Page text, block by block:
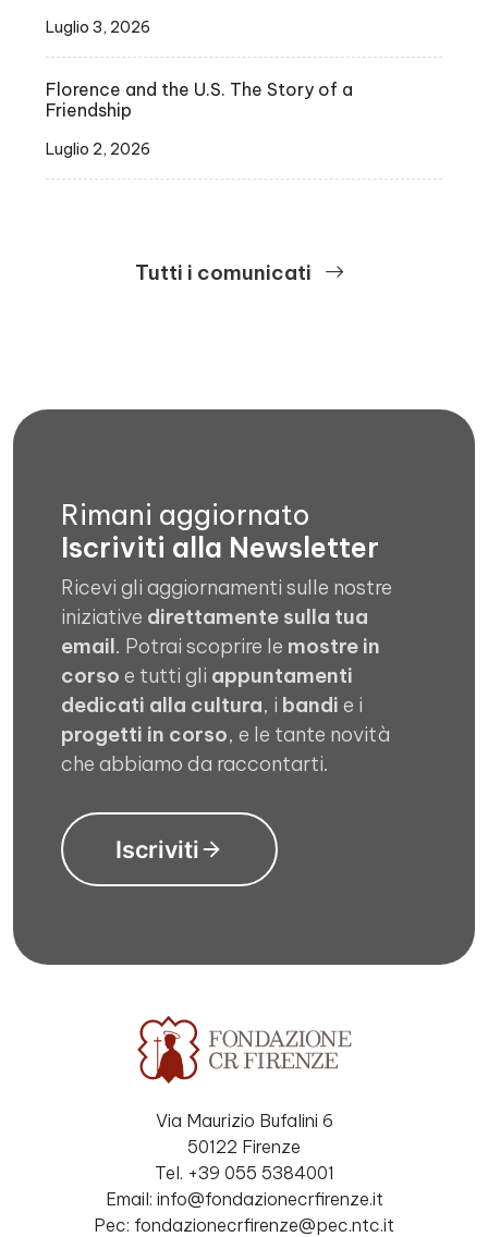
Luglio 3, 2026
Florence and the U.S. The Story of a
Friendship
Luglio 2, 2026
Tutti i comunicati
Rimani aggiornato
Iscriviti alla Newsletter
Ricevi gli aggiornamenti sulle nostre
iniziative direttamente sulla tua
email. Potrai scoprire le mostre in
corso e tutti gli appuntamenti
dedicati alla cultura, i bandi e i
progetti in corso, e le tante novità
che abbiamo da raccontarti.
Iscriviti
Via Maurizio Bufalini 6
50122 Firenze
Tel. +39 055 5384001
Email: info@fondazionecrfirenze.it
Pec: fondazionecrfirenze@pec.ntc.it